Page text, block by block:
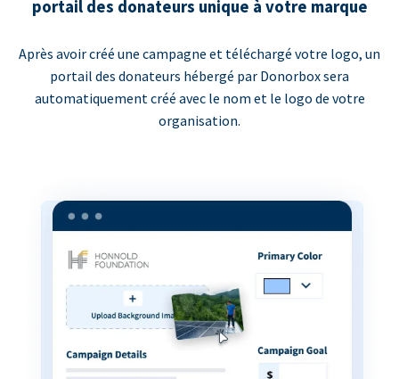
portail des donateurs unique à votre marque
Après avoir créé une campagne et téléchargé votre logo, un
portail des donateurs hébergé par Donorbox sera
automatiquement créé avec le nom et le logo de votre
organisation.